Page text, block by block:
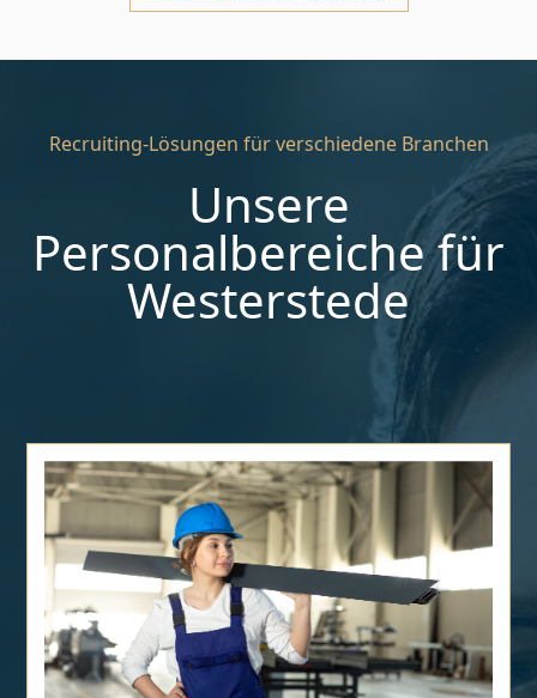
Recruiting-Lösungen für verschiedene Branchen
Unsere
Personalbereiche für
Westerstede